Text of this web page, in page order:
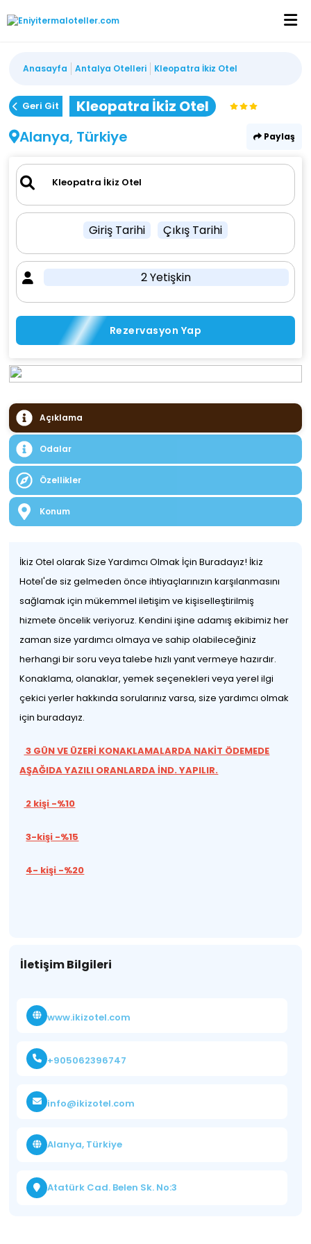
Anasayfa Antalya Otelleri Kleopatra İkiz Otel
Geri Git
Kleopatra İkiz Otel
Alanya, Türkiye
Paylaş
Giriş Tarihi Çıkış Tarihi
2 Yetişkin
Rezervasyon Yap
Açıklama
Odalar
Özellikler
Konum
İkiz Otel olarak Size Yardımcı Olmak İçin Buradayız! İkiz
Hotel'de siz gelmeden önce ihtiyaçlarınızın karşılanmasını
sağlamak için mükemmel iletişim ve kişiselleştirilmiş
hizmete öncelik veriyoruz. Kendini işine adamış ekibimiz her
zaman size yardımcı olmaya ve sahip olabileceğiniz
herhangi bir soru veya talebe hızlı yanıt vermeye hazırdır.
Konaklama, olanaklar, yemek seçenekleri veya yerel ilgi
çekici yerler hakkında sorularınız varsa, size yardımcı olmak
için buradayız.
3 GÜN VE ÜZERİ KONAKLAMALARDA NAKİT ÖDEMEDE
AŞAĞIDA YAZILI ORANLARDA İND. YAPILIR.
2 kişi -%10
3-kişi -%15
4- kişi -%20
İletişim Bilgileri
www.ikizotel.com
+905062396747
info@ikizotel.com
Alanya, Türkiye
Atatürk Cad. Belen Sk. No:3